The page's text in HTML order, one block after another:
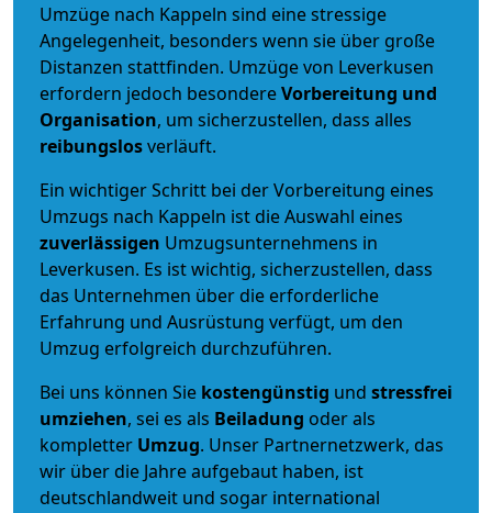
Umzüge nach Kappeln sind eine stressige
Angelegenheit, besonders wenn sie über große
Distanzen stattfinden. Umzüge von Leverkusen
erfordern jedoch besondereVorbereitung und
Organisation, um sicherzustellen, dass alles
reibungslosverläuft.
Ein wichtiger Schritt bei der Vorbereitung eines
Umzugs nach Kappeln ist die Auswahl eines
zuverlässigen Umzugsunternehmens in
Leverkusen. Es ist wichtig, sicherzustellen, dass
das Unternehmen über die erforderliche
Erfahrung und Ausrüstung verfügt, um den
Umzug erfolgreich durchzuführen.
Bei uns können Sie kostengünstig und stressfrei
umziehen, sei es als Beiladung oder als
kompletter Umzug. Unser Partnernetzwerk, das
wir über die Jahre aufgebaut haben, ist
deutschlandweit und sogar international